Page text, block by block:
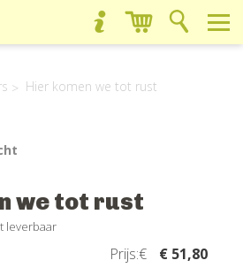
Hier komen we tot rust
we tot rust
leverbaar
Prijs:€ € 51,80